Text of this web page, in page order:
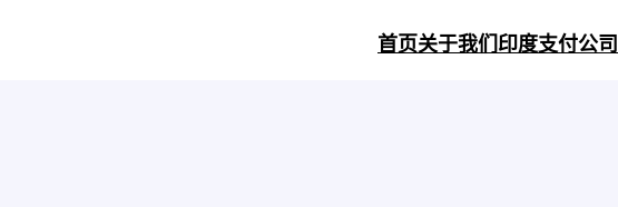
首页关于我们印度支付公司